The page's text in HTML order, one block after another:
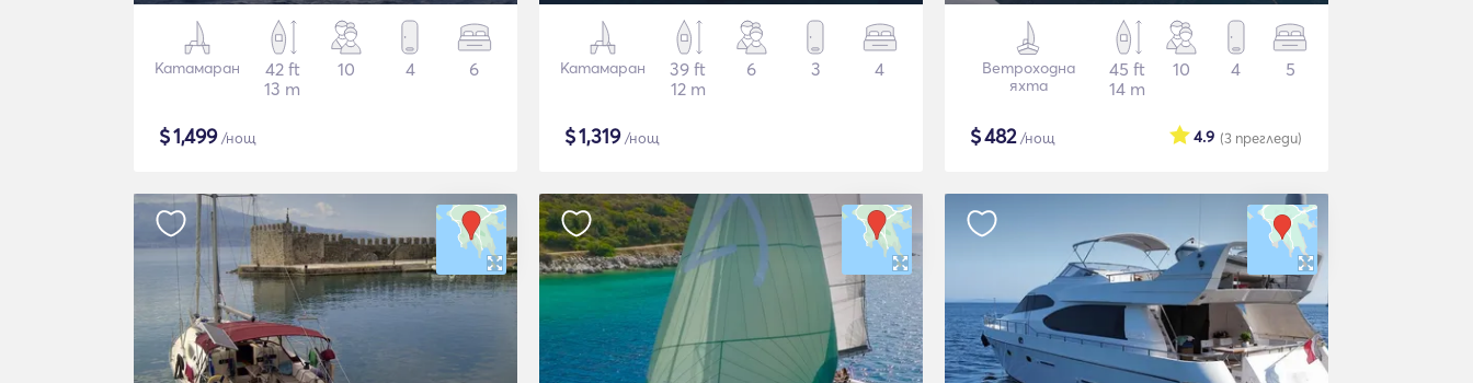
Катамаран
42 ft
13 m
10 4 6
$1,499/нощ
Катамаран
39 ft
12 m
6 3 4
$1,319/нощ
Ветроходна
яхта
45 ft
14 m
10 4 5
$482/нощ (3 прегледи)
4.9